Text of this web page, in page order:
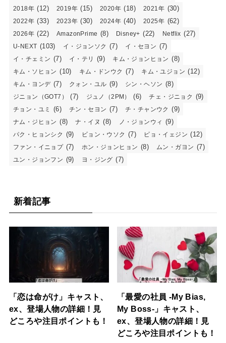
2018年 (12) 2019年 (15) 2020年 (18) 2021年 (30)
2022年 (33) 2023年 (30) 2024年 (40) 2025年 (62)
2026年 (22) AmazonPrime (8) Disney+ (22) Netflix (27)
U-NEXT (103) イ・ジョンソク (7) イ・セヨン (7)
イ・チェミン (7) イ・テリ (9) キム・ジョンヒョン (8)
キム・ソヒョン (10) キム・ドンウク (7) キム・ユジョン (12)
キム・ヨンデ (7) クォン・ユル (9) シン・ヘソン (8)
ジニョン（GOT7） (7) ジュノ（2PM） (6) チェ・ジニョク (9)
チョン・ユミ (6) チン・セヨン (7) チ・チャンウク (9)
ナム・ジヒョン (8) ナ・イヌ (8) ノ・ジョンウィ (9)
パク・ヒョンシク (9) ビョン・ウソク (7) ピョ・イェジン (12)
ファン・イニョプ (7) ホン・ジョンヒョン (8) ムン・ガヨン (7)
ユン・ジョンフン (9) ヨ・ジング (7)
新着記事
「恋は命がけ」キャスト、
ex、登場人物の詳細！見
どころや注目ポイントも！
「最愛の社員 -My Bias,
My Boss-」キャスト、
ex、登場人物の詳細！見
どころや注目ポイントも！